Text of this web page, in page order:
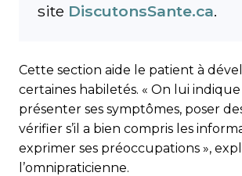
site DiscutonsSante.ca.
Cette section aide le patient à
certaines habiletés. « On lui
présenter ses symptômes, poser
vérifier s’il a bien compris les
exprimer ses préoccupations »,
l’omnipraticienne.